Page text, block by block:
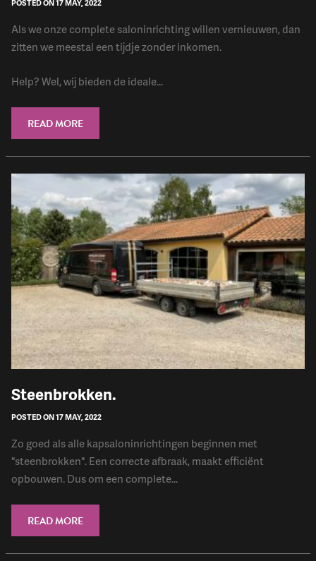
POSTED ON 17 MAY, 2022
Als we onze complete saloninrichting willen vernieuwen, dan
zitten we meestal een tijdje zonder inkomen.
Help? Wel, wij bieden de ideale...
READ MORE
​Steenbrokken.
POSTED ON 17 MAY, 2022
Zo goed als alle kapsaloninrichtingen beginnen met
"steenbrokken". Een correcte afbraak, maakt efficiënt
opbouwen. Dus om een complete...
READ MORE